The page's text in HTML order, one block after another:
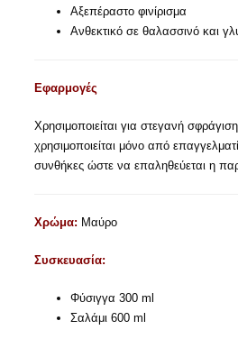
Αξεπέραστο φινίρισμα
Ανθεκτικό σε θαλασσινό και
Εφαρμογές
Χρησιμοποιείται για στεγανή
χρησιμοποιείται μόνο από
συνθήκες ώστε να επαληθεύεται η
Χρώμα: Μαύρο
Συσκευασία:
Φύσιγγα 300 ml
Σαλάμι 600 ml